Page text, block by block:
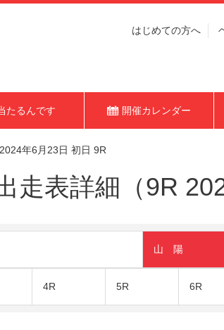
はじめての方へ
たるんです 開催カレンダー
2024年6月23日 初日 9R
走表詳細（9R
山 陽
4R 5R 6R